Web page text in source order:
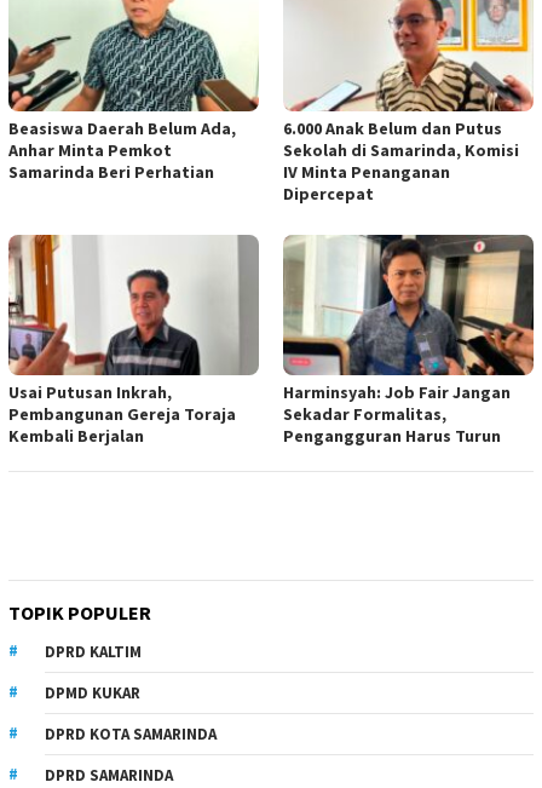
Beasiswa Daerah Belum Ada,
Anhar Minta Pemkot
Samarinda Beri Perhatian
6.000 Anak Belum dan Putus
Sekolah di Samarinda, Komisi
IV Minta Penanganan
Dipercepat
Usai Putusan Inkrah,
Pembangunan Gereja Toraja
Kembali Berjalan
Harminsyah: Job Fair Jangan
Sekadar Formalitas,
Pengangguran Harus Turun
TOPIK POPULER
DPRD KALTIM
DPMD KUKAR
DPRD KOTA SAMARINDA
DPRD SAMARINDA